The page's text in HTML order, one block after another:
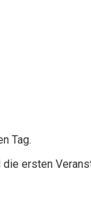
Tag.
ersten